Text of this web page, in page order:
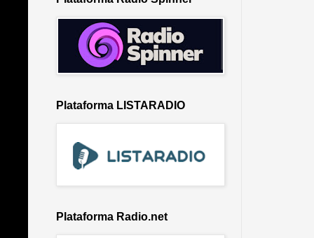
Plataforma LISTARADIO
Plataforma Radio.net